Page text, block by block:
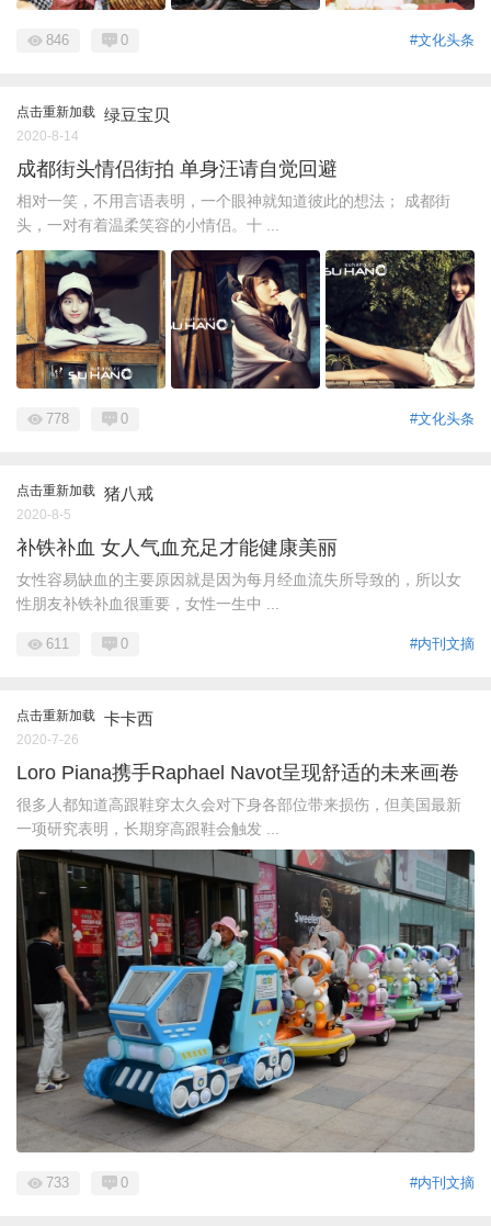
#文化头条
846 0
点击重新加载 绿豆宝贝
2020-8-14
成都街头情侣街拍 单身汪请自觉回避
相对一笑，不用言语表明，一个眼神就知道彼此的想法； 成都街
头，一对有着温柔笑容的小情侣。十 ...
#文化头条
778 0
点击重新加载 猪八戒
2020-8-5
补铁补血 女人气血充足才能健康美丽
女性容易缺血的主要原因就是因为每月经血流失所导致的，所以女
性朋友补铁补血很重要，女性一生中 ...
#内刊文摘
611 0
点击重新加载 卡卡西
2020-7-26
Loro Piana携手Raphael Navot呈现舒适的未来画卷
很多人都知道高跟鞋穿太久会对下身各部位带来损伤，但美国最新
一项研究表明，长期穿高跟鞋会触发 ...
#内刊文摘
733 0